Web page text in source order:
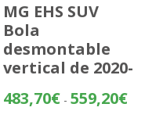
MG EHS SUV
Bola
desmontable
vertical de 2020-
483,70€ - 559,20€Rango